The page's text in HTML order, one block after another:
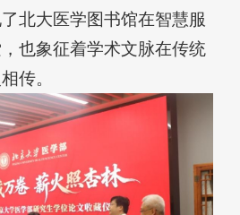
北大医学图书馆在智慧服
也象征着学术文脉在传统
传。